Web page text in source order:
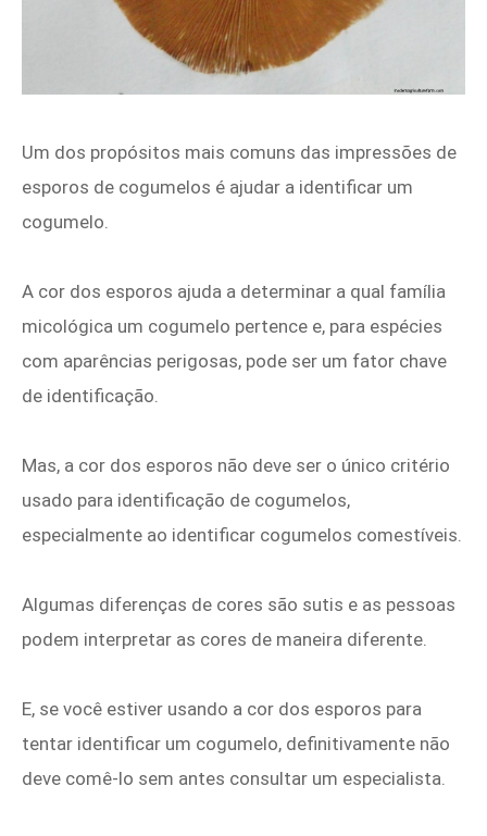
Um dos propósitos mais comuns das impressões de
esporos de cogumelos é ajudar a identificar um
cogumelo.
A cor dos esporos ajuda a determinar a qual família
micológica um cogumelo pertence e, para espécies
com aparências perigosas, pode ser um fator chave
de identificação.
Mas, a cor dos esporos não deve ser o único critério
usado para identificação de cogumelos,
especialmente ao identificar cogumelos comestíveis.
Algumas diferenças de cores são sutis e as pessoas
podem interpretar as cores de maneira diferente.
E, se você estiver usando a cor dos esporos para
tentar identificar um cogumelo, definitivamente não
deve comê-lo sem antes consultar um especialista.